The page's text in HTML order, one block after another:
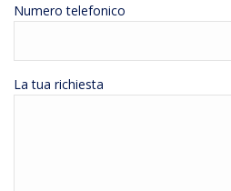
Numero telefonico
La tua richiesta